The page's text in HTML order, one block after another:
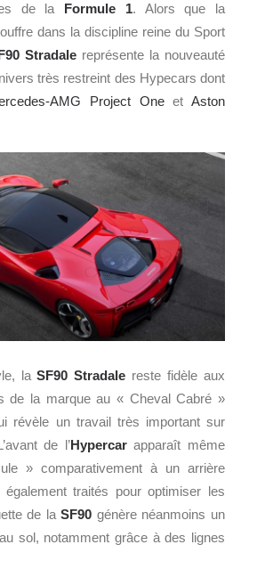
de la Formule 1. Alors que la
dans la discipline reine du Sport
Stradale représente la nouveauté
très restreint des Hypecars dont
AMG Project OneetAston
laSF90 Stradale reste fidèle aux
de la marque au « Cheval Cabré »
révèle un travail très important sur
de l’Hypercarapparaît même
» comparativement à un arrière
traités pour optimiser les
de laSF90 génère néanmoins un
sol, notamment grâce à des lignes